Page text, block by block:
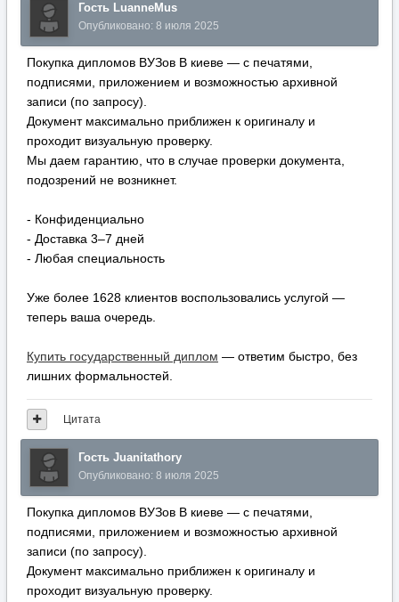
Гость LuanneMus
Опубликовано: 8 июля 2025
Покупка дипломов ВУЗов В киеве — с печатями,
подписями, приложением и возможностью архивной
записи (по запросу).
Документ максимально приближен к оригиналу и
проходит визуальную проверку.
Мы даем гарантию, что в случае проверки документа,
подозрений не возникнет.
- Конфиденциально
- Доставка 3–7 дней
- Любая специальность
Уже более 1628 клиентов воспользовались услугой —
теперь ваша очередь.
Купить государственный диплом — ответим быстро, без
лишних формальностей.
Цитата
Гость Juanitathory
Опубликовано: 8 июля 2025
Покупка дипломов ВУЗов В киеве — с печатями,
подписями, приложением и возможностью архивной
записи (по запросу).
Документ максимально приближен к оригиналу и
проходит визуальную проверку.